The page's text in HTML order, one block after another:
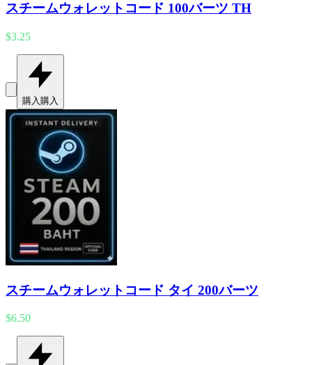
スチームウォレットコード 100バーツ TH
$3.25
購入購入
スチームウォレットコード タイ 200バーツ
$6.50